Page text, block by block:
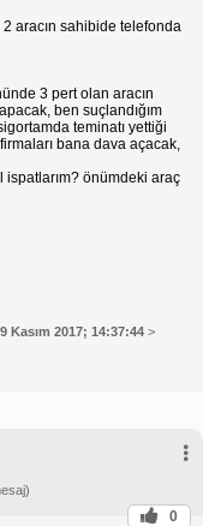
aracın sahibide telefonda
3 pert olan aracın
ben suçlandığım
teminatı yettiği
bana dava açacak,
ispatlarım? önümdeki araç
Kasım 2017; 14:37:44 >
0